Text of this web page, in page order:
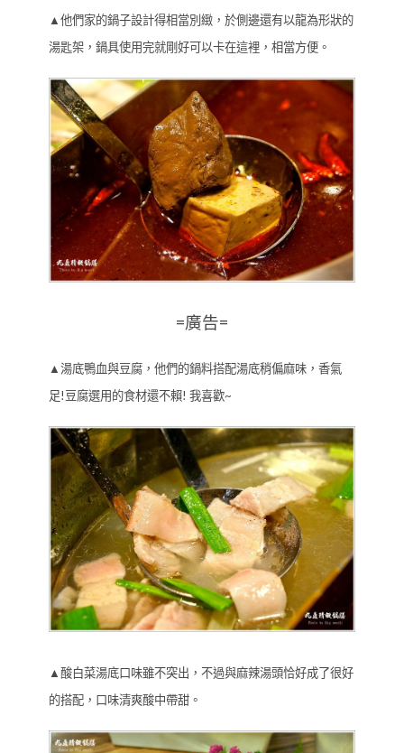
▲他們家的鍋子設計得相當別緻，於側邊還有以龍為形狀的
湯匙架，鍋具使用完就剛好可以卡在這裡，相當方便。
=廣告=
▲湯底鴨血與豆腐，他們的鍋料搭配湯底稍偏麻味，香氣
足!豆腐選用的食材還不賴! 我喜歡~
▲酸白菜湯底口味雖不突出，不過與麻辣湯頭恰好成了很好
的搭配，口味清爽酸中帶甜。